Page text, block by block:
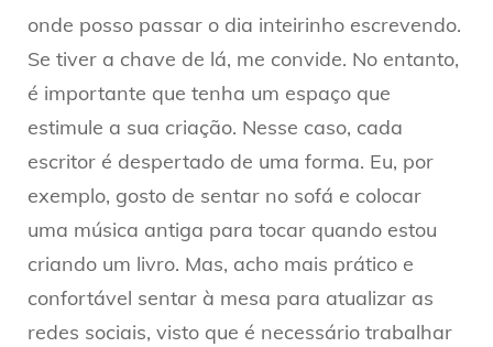
onde posso passar o dia inteirinho escrevendo.
Se tiver a chave de lá, me convide. No entanto,
é importante que tenha um espaço que
estimule a sua criação. Nesse caso, cada
escritor é despertado de uma forma. Eu, por
exemplo, gosto de sentar no sofá e colocar
uma música antiga para tocar quando estou
criando um livro. Mas, acho mais prático e
confortável sentar à mesa para atualizar as
redes sociais, visto que é necessário trabalhar